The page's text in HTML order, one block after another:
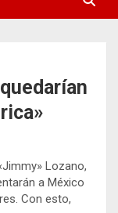
Lozano,
a México
Con esto,